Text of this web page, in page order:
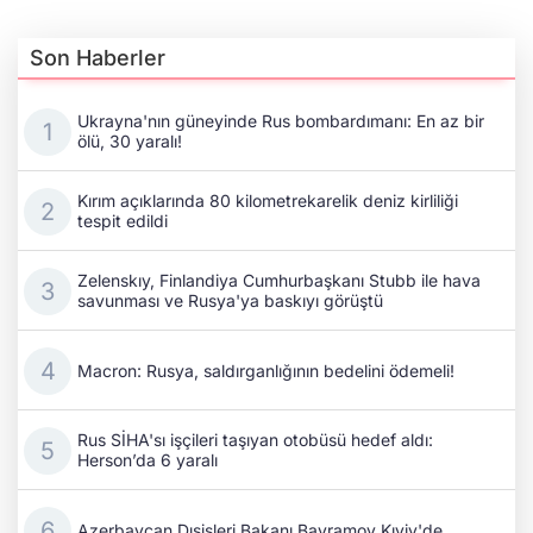
Son Haberler
Ukrayna'nın güneyinde Rus bombardımanı: En az bir
ölü, 30 yaralı!
Kırım açıklarında 80 kilometrekarelik deniz kirliliği
tespit edildi
Zelenskıy, Finlandiya Cumhurbaşkanı Stubb ile hava
savunması ve Rusya'ya baskıyı görüştü
Macron: Rusya, saldırganlığının bedelini ödemeli!
Rus SİHA'sı işçileri taşıyan otobüsü hedef aldı:
Herson’da 6 yaralı